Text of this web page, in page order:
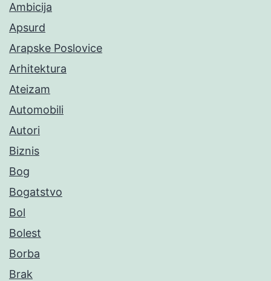
Ambicija
Apsurd
Arapske Poslovice
Arhitektura
Ateizam
Automobili
Autori
Biznis
Bog
Bogatstvo
Bol
Bolest
Borba
Brak